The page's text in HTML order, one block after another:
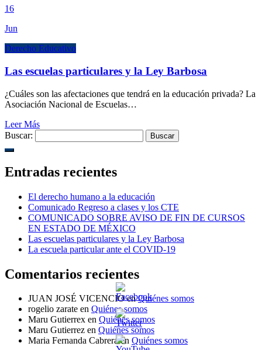
16
Jun
Derecho Educativo
Las escuelas particulares y la Ley Barbosa
¿Cuáles son las afectaciones que tendrá en la educación privada? La
Asociación Nacional de Escuelas…
Leer Más
Buscar:
Entradas recientes
El derecho humano a la educación
Comunicado Regreso a clases y los CTE
COMUNICADO SOBRE AVISO DE FIN DE CURSOS
EN ESTADO DE MÉXICO
Las escuelas particulares y la Ley Barbosa
La escuela particular ante el COVID-19
Comentarios recientes
JUAN JOSÉ VICENCIOenQuiénes somos
rogelio zarate en Quiénes somos
Maru Gutierrex en Quiénes somos
Maru Gutierrez en Quiénes somos
Maria Fernanda Cabreraen Quiénes somos